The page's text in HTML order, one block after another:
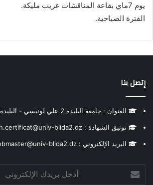
يوم 7ماي بقاعة المناقشات غريب مليكة.
الفترة الصباحية.
إتصل بنا
العنوان : جامعة البليدة 2 علي لونيسي - البليدة - الجزائر
توثيق الشهادة : authentification.certificat@univ-blida2.dz
البريد الإلكتروني : webmaster@univ-blida2.dz
بريدك